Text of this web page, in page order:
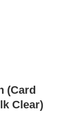
(Card
Clear)